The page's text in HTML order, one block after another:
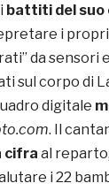
battiti del suo
i
da sensori
sul corpo di
digitale
. Il
cifra al
i 22